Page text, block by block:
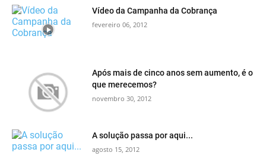
Vídeo da Campanha da Cobrança
fevereiro 06, 2012
Após mais de cinco anos sem aumento, é o
que merecemos?
novembro 30, 2012
A solução passa por aqui...
agosto 15, 2012